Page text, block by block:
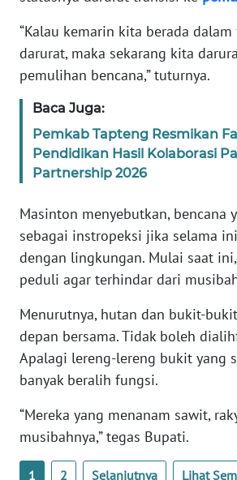
“Kalau kemarin kita berada
darurat, maka sekarang kita
pemulihan bencana,” tuturnya.
Baca Juga:
Pemkab Tapteng Resmikan
Pendidikan Hasil Kolaborasi
Partnership 2026
Masinton menyebutkan, bencana
sebagai instropeksi jika selama
dengan lingkungan. Mulai saat
peduli agar terhindar dari
Menurutnya, hutan dan bukit-
depan bersama. Tidak boleh
Apalagi lereng-lereng bukit yang
banyak beralih fungsi.
“Mereka yang menanam sawit,
musibahnya,” tegas Bupati.
1 2 Selanjutnya Lihat
WN
SULTENG
SULBAR
WN
BABEL
WN
SUMBAR
WN
WN
BENGKULU
LAMPUNG
WN
JATENG